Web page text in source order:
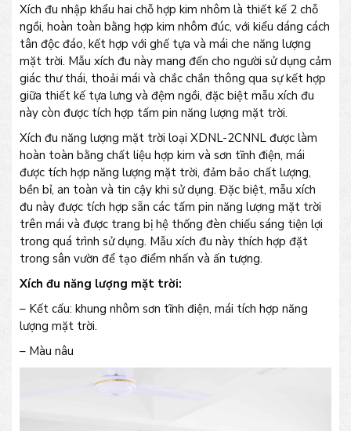
Xích đu nhập khẩu hai chỗ hợp kim nhôm là thiết kế 2 chỗ
ngồi, hoàn toàn bằng hợp kim nhôm đúc, với kiểu dáng cách
tân độc đáo, kết hợp với ghế tựa và mái che năng lượng
mặt trời. Mẫu xích đu này mang đến cho người sử dụng cảm
giác thư thái, thoải mái và chắc chắn thông qua sự kết hợp
giữa thiết kế tựa lưng và đệm ngồi, đặc biệt mẫu xích đu
này còn được tích hợp tấm pin năng lượng mặt trời.
Xích đu năng lượng mặt trời loại XDNL-2CNNL được làm
hoàn toàn bằng chất liệu hợp kim và sơn tĩnh điện, mái
được tích hợp năng lượng mặt trời, đảm bảo chất lượng,
bền bỉ, an toàn và tin cậy khi sử dụng. Đặc biệt, mẫu xích
đu này được tích hợp sẵn các tấm pin năng lượng mặt trời
trên mái và được trang bị hệ thống đèn chiếu sáng tiện lợi
trong quá trình sử dụng. Mẫu xích đu này thích hợp đặt
trong sân vườn để tạo điểm nhấn và ấn tượng.
Xích đu năng lượng mặt trời:
– Kết cấu: khung nhôm sơn tĩnh điện, mái tích hợp năng
lượng mặt trời.
– Màu nâu